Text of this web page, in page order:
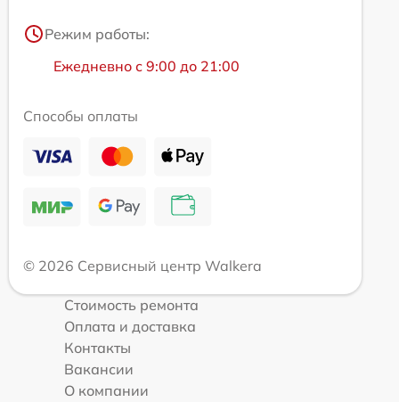
Режим работы:
Ежедневно с 9:00 до 21:00
Способы оплаты
© 2026 Сервисный центр Walkera
Стоимость ремонта
Оплата и доставка
Контакты
Вакансии
О компании